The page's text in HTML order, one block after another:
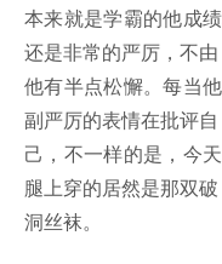
本来就是学霸的他成
还是非常的严厉，不由
他有半点松懈。每当
副严厉的表情在批评自
己，不一样的是，今
腿上穿的居然是那双破
洞丝袜。